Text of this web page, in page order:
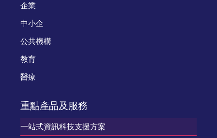
企業
中小企
公共機構
教育
醫療
重點產品及服務
一站式資訊科技支援方案